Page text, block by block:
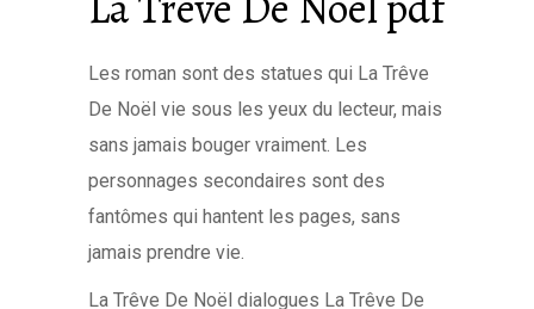
Les roman sont des statues qui La Trêve
De Noël vie sous les yeux du lecteur, mais
sans jamais bouger vraiment. Les
personnages secondaires sont des
fantômes qui hantent les pages, sans
jamais prendre vie.
La Trêve De Noël dialogues La Trêve De